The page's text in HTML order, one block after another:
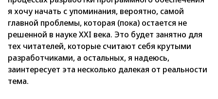
я хочу начать с упоминания, вероятно, самой
главной проблемы, которая (пока) остается не
решенной в науке XXI века. Это будет занятно для
тех читателей, которые считают себя крутыми
разработчиками, а остальных, я надеюсь,
заинтересует эта несколько далекая от реальности
тема.